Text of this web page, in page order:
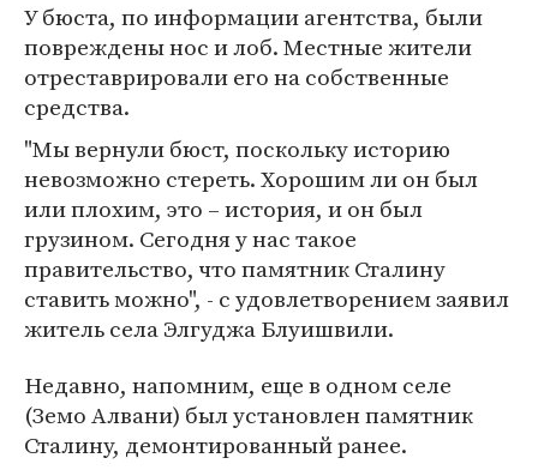
У бюста, по информации агентства, были
повреждены нос и лоб. Местные жители
отреставрировали его на собственные
средства.
"Мы вернули бюст, поскольку историю
невозможно стереть. Хорошим ли он был
или плохим, это – история, и он был
грузином. Сегодня у нас такое
правительство, что памятник Сталину
ставить можно", - с удовлетворением заявил
житель села Элгуджа Блуишвили.
Недавно, напомним, еще в одном селе
(Земо Алвани) был установлен памятник
Сталину, демонтированный ранее.